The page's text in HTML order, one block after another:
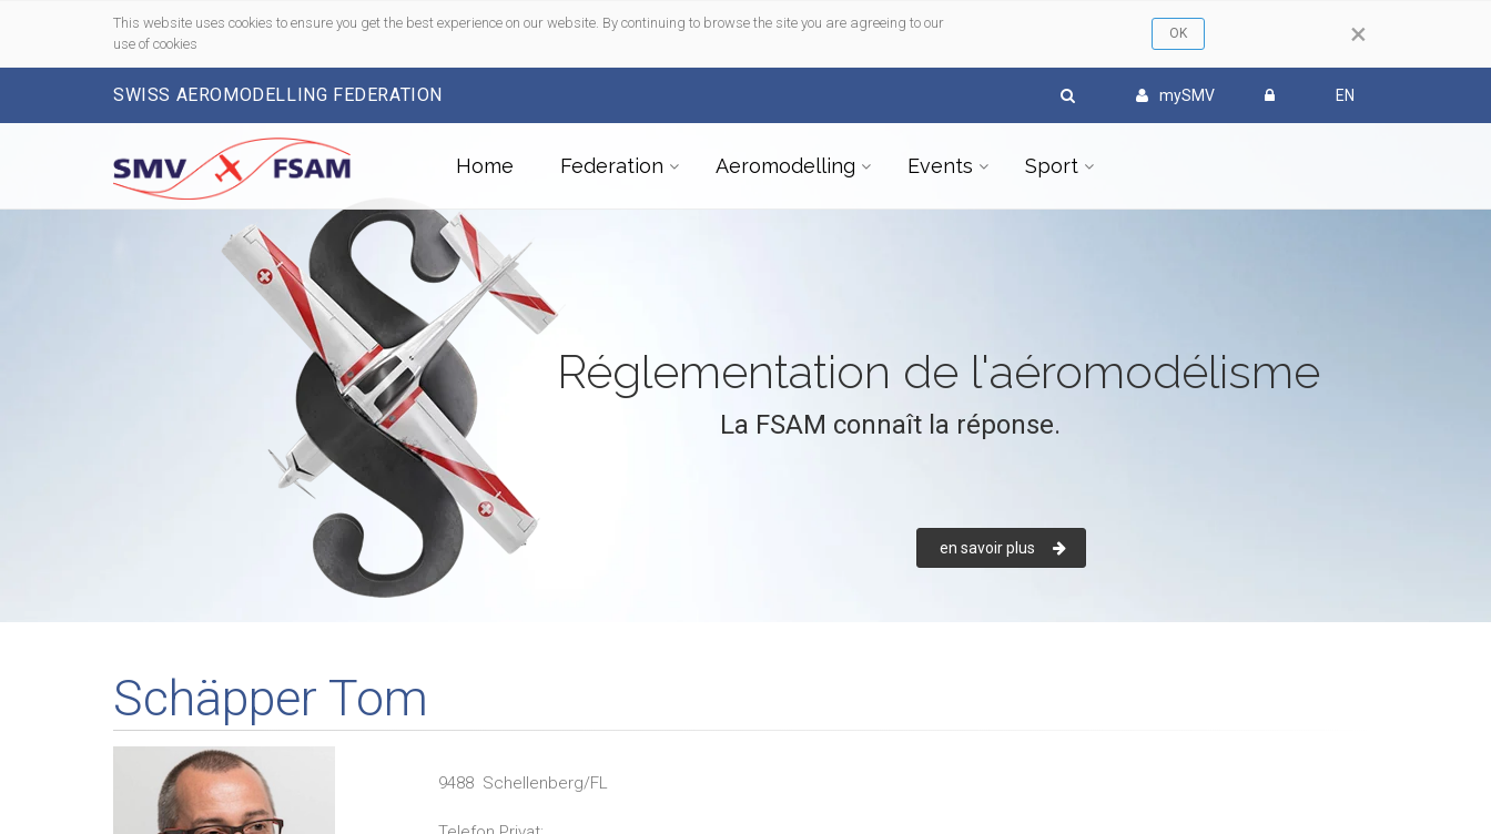
×
This website uses cookies to ensure you get the best experience on our website. By continuing to browse the site you are agreeing to our
use of cookies
SWISS AEROMODELLING FEDERATION mySMV EN
Home Federation Aeromodelling Events Sport
Réglementation de l'aéromodélisme
La FSAM connaît la réponse.
en savoir plus
Schäpper Tom
9488 Schellenberg/FL